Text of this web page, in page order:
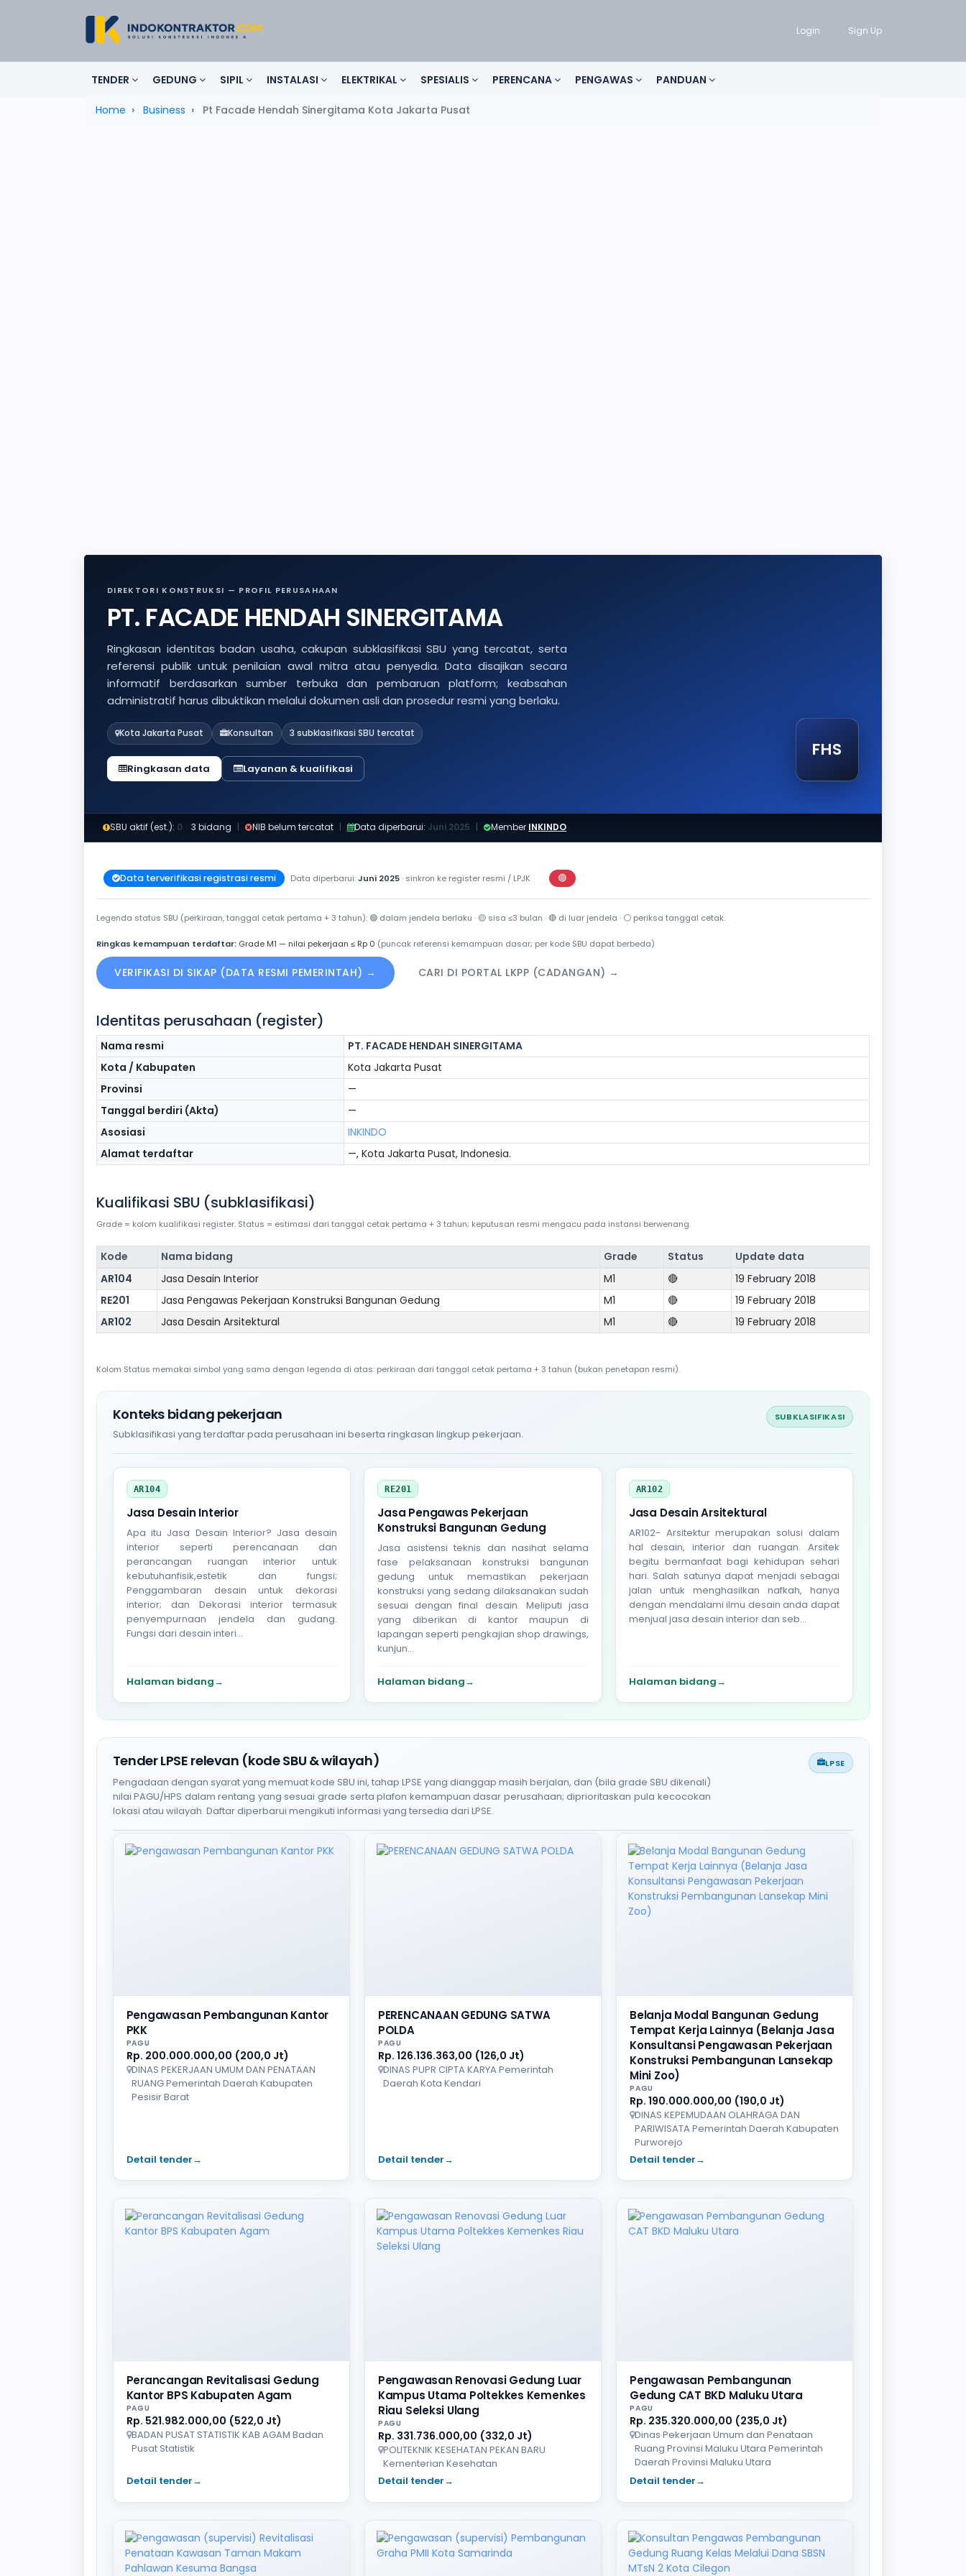
Login Sign Up
TENDER GEDUNG SIPIL INSTALASI ELEKTRIKAL SPESIALIS PERENCANA PENGAWAS PANDUAN
Home Business Pt Facade Hendah Sinergitama Kota Jakarta Pusat
DIREKTORI KONSTRUKSI — PROFIL PERUSAHAAN
PT. FACADE HENDAH SINERGITAMA
Ringkasan identitas badan usaha, cakupan subklasifikasi SBU yang tercatat, serta
referensi publik untuk penilaian awal mitra atau penyedia. Data disajikan secara
informatif berdasarkan sumber terbuka dan pembaruan platform; keabsahan
administratif harus dibuktikan melalui dokumen asli dan prosedur resmi yang berlaku.
Kota Jakarta Pusat Konsultan 3 subklasifikasi SBU tercatat
Ringkasan data Layanan & kualifikasi
FHS
SBU aktif (est.): 0 · 3 bidang | NIB belum tercatat | Data diperbarui: Juni 2025 | Member INKINDO
Data terverifikasi registrasi resmi Data diperbarui:Juni 2025· sinkron ke register resmi / LPJK 🔴
Perkiraan di luar jendela berlaku
Legenda status SBU (perkiraan, tanggal cetak pertama + 3 tahun): 🟢 dalam jendela berlaku · 🟡 sisa ≤3 bulan ·🔴 di luar jendela · ⚪ periksa tanggal cetak.
Ringkas kemampuan terdaftar: Grade M1 — nilai pekerjaan ≤ Rp 0 (puncak referensi kemampuan dasar; per kode SBU dapat berbeda)
VERIFIKASI DI SIKAP (DATA RESMI PEMERINTAH) → CARI DI PORTAL LKPP (CADANGAN) →
Identitas perusahaan (register)
Nama resmi
PT. FACADE HENDAH SINERGITAMA
Kota / Kabupaten
Kota Jakarta Pusat
Provinsi
—
Tanggal berdiri (Akta)
—
Asosiasi
INKINDO
Alamat terdaftar
—, Kota Jakarta Pusat, Indonesia.
Kualifikasi SBU (subklasifikasi)
Grade = kolom kualifikasi register. Status = estimasi dari tanggal cetak pertama + 3 tahun; keputusan resmi mengacu pada instansi berwenang.
Kode Nama bidang Grade Status
Update data
AR104
Jasa Desain Interior M1 🔴
19 February 2018
RE201
Jasa Pengawas Pekerjaan Konstruksi Bangunan Gedung M1 🔴
19 February 2018
AR102
Jasa Desain Arsitektural M1 🔴 19 February 2018
Kolom Status memakai simbol yang sama dengan legenda di atas: perkiraan dari tanggal cetak pertama + 3 tahun (bukan penetapan resmi).
Konteks bidang pekerjaan
Subklasifikasi yang terdaftar pada perusahaan ini beserta ringkasan lingkup pekerjaan.
SUBKLASIFIKASI
AR104
Jasa Desain Interior
Apa itu Jasa Desain Interior? Jasa desain
interior seperti perencanaan dan
perancangan ruangan interior untuk
kebutuhanfisik,estetik dan fungsi;
Penggambaran desain untuk dekorasi
interior; dan Dekorasi interior termasuk
penyempurnaan jendela dan gudang.
Fungsi dari desain interi...
Halaman bidang→
RE201
Jasa Pengawas Pekerjaan
Konstruksi Bangunan Gedung
Jasa asistensi teknis dan nasihat selama
fase pelaksanaan konstruksi bangunan
gedung untuk memastikan pekerjaan
konstruksi yang sedang dilaksanakan sudah
sesuai dengan final desain. Meliputi jasa
yang diberikan di kantor maupun di
lapangan seperti pengkajian shop drawings,
kunjun...
Halaman bidang→
AR102
Jasa Desain Arsitektural
AR102- Arsitektur merupakan solusi dalam
hal desain, interior dan ruangan. Arsitek
begitu bermanfaat bagi kehidupan sehari
hari. Salah satunya dapat menjadi sebagai
jalan untuk menghasilkan nafkah, hanya
dengan mendalami ilmu desain anda dapat
menjual jasa desain interior dan seb...
Halaman bidang→
Tender LPSE relevan (kode SBU & wilayah)
Pengadaan dengan syarat yang memuat kode SBU ini, tahap LPSE yang dianggap masih berjalan, dan (bila grade SBU dikenali)
nilai PAGU/HPS dalam rentang yang sesuai grade serta plafon kemampuan dasar perusahaan; diprioritaskan pula kecocokan
lokasi atau wilayah. Daftar diperbarui mengikuti informasi yang tersedia dari LPSE.
LPSE
Pengawasan Pembangunan Kantor
PKK
PAGU
Rp. 200.000.000,00 (200,0 Jt)
DINAS PEKERJAAN UMUM DAN PENATAAN
RUANG Pemerintah Daerah Kabupaten
Pesisir Barat
Detail tender→
PERENCANAAN GEDUNG SATWA
POLDA
PAGU
Rp. 126.136.363,00 (126,0 Jt)
DINAS PUPR CIPTA KARYA Pemerintah
Daerah Kota Kendari
Detail tender→
Belanja Modal Bangunan Gedung
Tempat Kerja Lainnya (Belanja Jasa
Konsultansi Pengawasan Pekerjaan
Konstruksi Pembangunan Lansekap
Mini Zoo)
PAGU
Rp. 190.000.000,00 (190,0 Jt)
DINAS KEPEMUDAAN OLAHRAGA DAN
PARIWISATA Pemerintah Daerah Kabupaten
Purworejo
Detail tender→
Perancangan Revitalisasi Gedung
Kantor BPS Kabupaten Agam
PAGU
Rp. 521.982.000,00 (522,0 Jt)
BADAN PUSAT STATISTIK KAB AGAM Badan
Pusat Statistik
Detail tender→
Pengawasan Renovasi Gedung Luar
Kampus Utama Poltekkes Kemenkes
Riau Seleksi Ulang
PAGU
Rp. 331.736.000,00 (332,0 Jt)
POLITEKNIK KESEHATAN PEKAN BARU
Kementerian Kesehatan
Detail tender→
Pengawasan Pembangunan
Gedung CAT BKD Maluku Utara
PAGU
Rp. 235.320.000,00 (235,0 Jt)
Dinas Pekerjaan Umum dan Penataan
Ruang Provinsi Maluku Utara Pemerintah
Daerah Provinsi Maluku Utara
Detail tender→